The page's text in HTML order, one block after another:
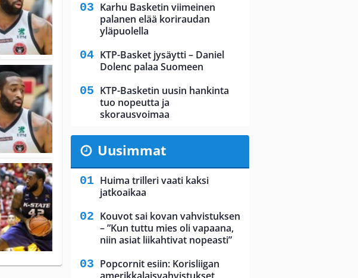
Karhu Basketin viimeinen
palanen elää koriraudan
yläpuolella
KTP-Basket jysäytti – Daniel
Dolenc palaa Suomeen
KTP-Basketin uusin hankinta
tuo nopeutta ja
skorausvoimaa
Uusimmat
Huima trilleri vaati kaksi
jatkoaikaa
Kouvot sai kovan vahvistuksen
– ”Kun tuttu mies oli vapaana,
niin asiat liikahtivat nopeasti”
Popcornit esiin: Korisliigan